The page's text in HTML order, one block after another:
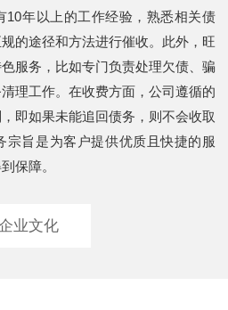
10年以上的工作经验，熟悉相关债
的途径和方法进行催收。此外，旺
服务，比如专门负责处理欠债、骗
理工作。在收费方面，公司遵循的
即如果未能追回债务，则不会收取
宗旨是为客户提供优质且快捷的服
保障。
业文化